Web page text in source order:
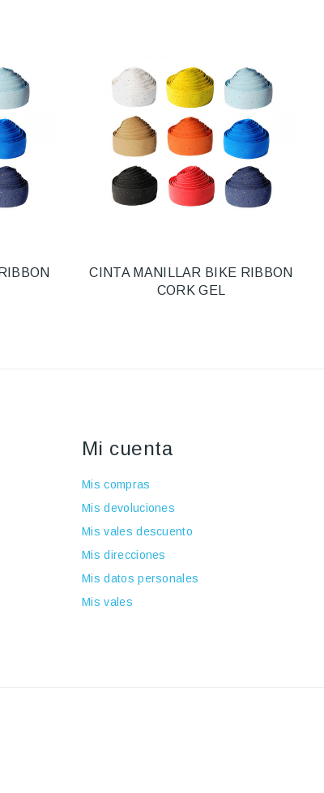
CINTA MANILLAR BIKE RIBBON
CORK GEL
Mi cuenta
Mis compras
Mis devoluciones
Mis vales descuento
Mis direcciones
Mis datos personales
Mis vales